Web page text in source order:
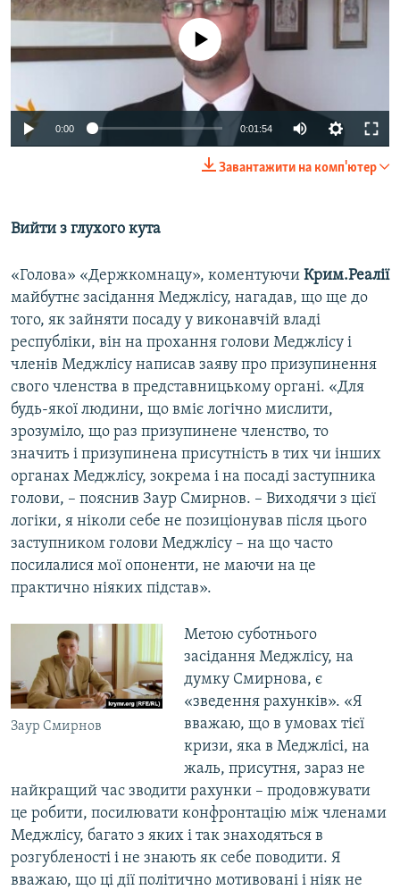
No media source currently available
0:00 0:01:54
Завантажити на комп'ютер
Вийти з глухого кута
«Голова» «Держкомнацу», коментуючи Крим.Реалії
майбутнє засідання Меджлісу, нагадав, що ще до
того, як зайняти посаду у виконавчій владі
республіки, він на прохання голови Меджлісу і
членів Меджлісу написав заяву про призупинення
свого членства в представницькому органі. «Для
будь-якої людини, що вміє логічно мислити,
зрозуміло, що раз призупинене членство, то
значить і призупинена присутність в тих чи інших
органах Меджлісу, зокрема і на посаді заступника
голови, – пояснив Заур Смирнов. – Виходячи з цієї
логіки, я ніколи себе не позиціонував після цього
заступником голови Меджлісу – на що часто
посилалися мої опоненти, не маючи на це
практично ніяких підстав».
Заур Смирнов
Метою суботнього
засідання Меджлісу, на
думку Смирнова, є
«зведення рахунків». «Я
вважаю, що в умовах тієї
кризи, яка в Меджлісі, на
жаль, присутня, зараз не
найкращий час зводити рахунки – продовжувати
це робити, посилювати конфронтацію між членами
Меджлісу, багато з яких і так знаходяться в
розгубленості і не знають як себе поводити. Я
вважаю, що ці дії політично мотивовані і ніяк не